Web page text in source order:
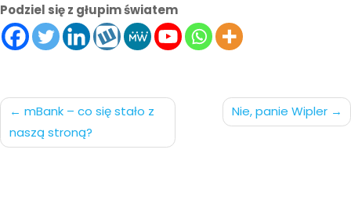
Podziel się z głupim światem
Nawigacja
po
mBank – co się stało z
naszą stroną?
Nie, panie Wipler